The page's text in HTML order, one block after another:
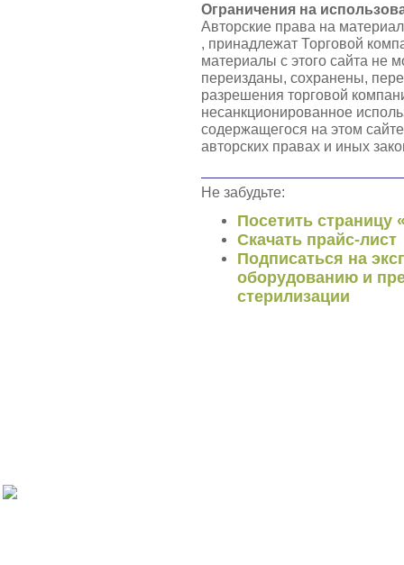
Ограничения на
Авторские права на
, принадлежат Торговой
материалы с этого сайта не
переизданы, сохранены,
разрешения торговой
несанкционированное
содержащегося на этом
авторских правах и иных
Не забудьте:
Посетить страницу
Скачать прайс-лист
Подписаться на
оборудованию и
стерилизации